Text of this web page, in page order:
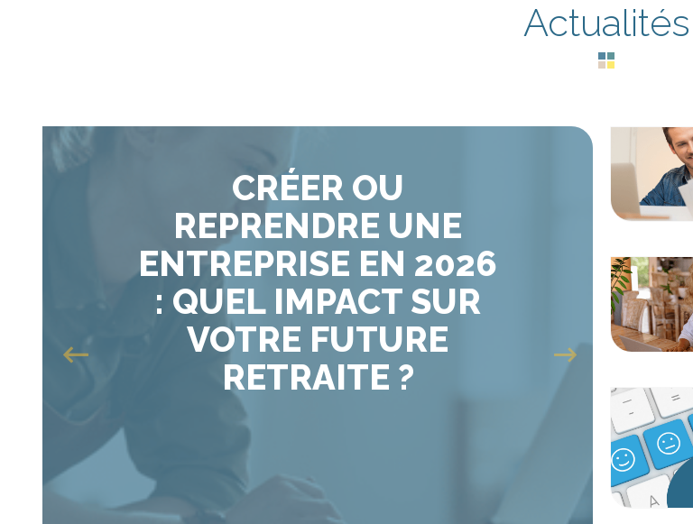
Actualités
RETRAITE DES
MÈRES DE FAMILLE
EN 2026 :
DÉCOUVREZ NOTRE
TABLE RONDE
Previous Next